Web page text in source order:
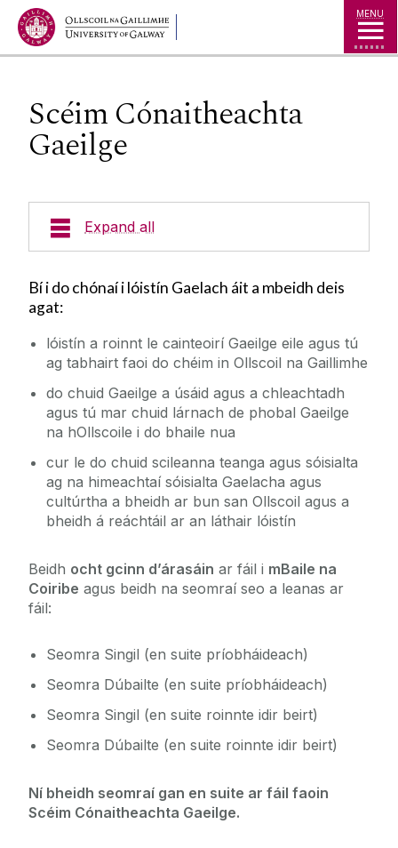
Jump to Content MENU
Scéim Cónaitheachta
Gaeilge
Expand all
Tionscadail
Seirbhísí don Ollscoil
Foireann
Eolas Fúinn
Teagmháil
An Scéal is deireanaí
Scéim Cónaitheachta Gaeilge
Bí i do chónaí i lóistín Gaelach áit a mbeidh deis
agat:
lóistín a roinnt le cainteoirí Gaeilge eile agus tú
ag tabhairt faoi do chéim in Ollscoil na Gaillimhe
do chuid Gaeilge a úsáid agus a chleachtadh
agus tú mar chuid lárnach de phobal Gaeilge
na hOllscoile i do bhaile nua
cur le do chuid scileanna teanga agus sóisialta
ag na himeachtaí sóisialta Gaelacha agus
cultúrtha a bheidh ar bun san Ollscoil agus a
bheidh á reáchtáil ar an láthair lóistín
Beidh ocht gcinn d’árasáin ar fáil i mBaile na
Coiribe agus beidh na seomraí seo a leanas ar
fáil:
Seomra Singil (en suite príobháideach)
Seomra Dúbailte (en suite príobháideach)
Seomra Singil (en suite roinnte idir beirt)
Seomra Dúbailte (en suite roinnte idir beirt)
Ní bheidh seomraí gan en suite ar fáil faoin
Scéim Cónaitheachta Gaeilge.